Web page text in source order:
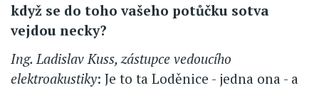
když se do toho vašeho potůčku sotva
vejdou necky?
Ing. Ladislav Kuss, zástupce vedoucího
elektroakustiky: Je to ta Loděnice - jedna ona - a